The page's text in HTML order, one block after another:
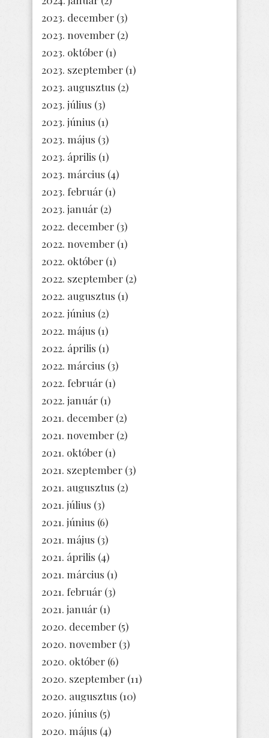
2023. december (3)
2023. november (2)
2023. október (1)
2023. szeptember (1)
2023. augusztus (2)
2023. július (3)
2023. június (1)
2023. május (3)
2023. április (1)
2023. március (4)
2023. február (1)
2023. január (2)
2022. december (3)
2022. november (1)
2022. október (1)
2022. szeptember (2)
2022. augusztus (1)
2022. június (2)
2022. május (1)
2022. április (1)
2022. március (3)
2022. február (1)
2022. január (1)
2021. december (2)
2021. november (2)
2021. október (1)
2021. szeptember (3)
2021. augusztus (2)
2021. július (3)
2021. június (6)
2021. május (3)
2021. április (4)
2021. március (1)
2021. február (3)
2021. január (1)
2020. december (5)
2020. november (3)
2020. október (6)
2020. szeptember (11)
2020. augusztus (10)
2020. június (5)
2020. május (4)